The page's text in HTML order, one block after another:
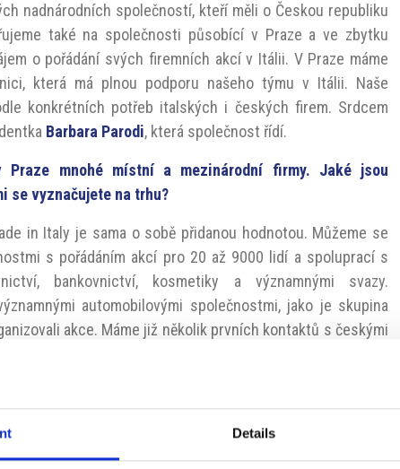
Details
nadnárodních společností, kteří měli o Českou republiku
také na společnosti působící v Praze a ve zbytku
o pořádání svých firemních akcí v Itálii. V Praze máme
která má plnou podporu našeho týmu v Itálii. Naše
konkrétních potřeb italských i českých firem. Srdcem
Barbara Parodi, která společnost řídí.
mnohé místní a mezinárodní firmy. Jaké jsou
vyznačujete na trhu?
in Italy je sama o sobě přidanou hodnotou. Můžeme se
s pořádáním akcí pro 20 až 9000 lidí a spoluprací s
bankovnictví, kosmetiky a významnými svazy.
automobilovými společnostmi, jako je skupina
akce. Máme již několik prvních kontaktů s českými
pořádání akcí nebo organizaci účasti svých zaměstnanců
tedy aktivní i mimo Itálii, kterou se nicméně snažíme
komunikační akce?